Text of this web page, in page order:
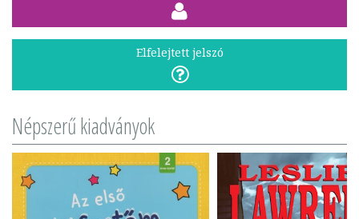
Elfelejtett jelszó
Népszerű kiadványok